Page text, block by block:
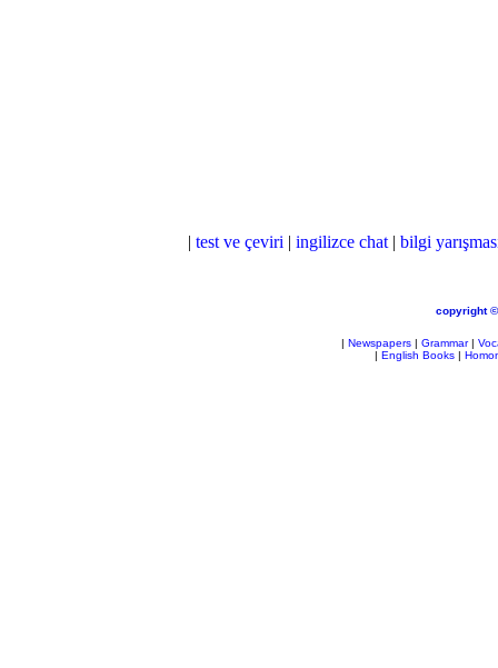
| test ve çeviri | ingilizce chat | bilgi
copyright
| Newspapers | Grammar|
| English Books |